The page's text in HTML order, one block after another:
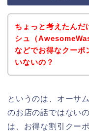
ちょっと考えたんだ
シュ（
などでお得なクーポ
いないの？
というのは、オーサ
のお店の話ではない
は、お得な割引クー